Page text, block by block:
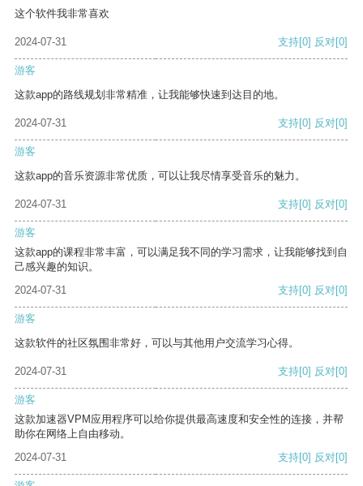
这个软件我非常喜欢
2024-07-31 支持[0] 反对[0]
游客
这款app的路线规划非常精准，让我能够快速到达目的地。
2024-07-31 支持[0] 反对[0]
游客
这款app的音乐资源非常优质，可以让我尽情享受音乐的魅力。
2024-07-31 支持[0] 反对[0]
游客
这款app的课程非常丰富，可以满足我不同的学习需求，让我能够找到自
己感兴趣的知识。
2024-07-31
支持[0] 反对[0]
游客
这款软件的社区氛围非常好，可以与其他用户交流学习心得。
2024-07-31 支持[0] 反对[0]
游客
这款加速器VPM应用程序可以给你提供最高速度和安全性的连接，并帮
助你在网络上自由移动。
2024-07-31
支持[0] 反对[0]